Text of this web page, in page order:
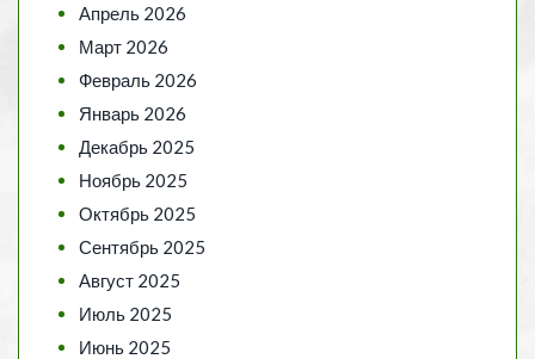
Апрель 2026
Март 2026
Февраль 2026
Январь 2026
Декабрь 2025
Ноябрь 2025
Октябрь 2025
Сентябрь 2025
Август 2025
Июль 2025
Июнь 2025